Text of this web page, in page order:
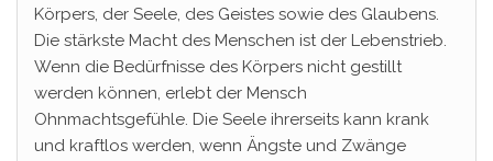
Körpers, der Seele, des Geistes sowie des Glaubens.
Die stärkste Macht des Menschen ist der Lebenstrieb.
Wenn die Bedürfnisse des Körpers nicht gestillt
werden können, erlebt der Mensch
Ohnmachtsgefühle. Die Seele ihrerseits kann krank
und kraftlos werden, wenn Ängste und Zwänge